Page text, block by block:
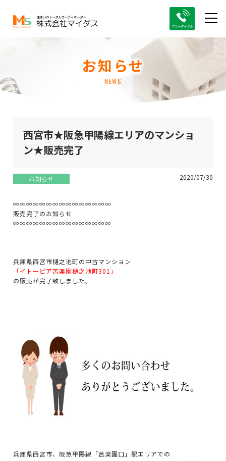
お知らせ
NEWS
西宮市★阪急甲陽線エリアのマンショ
ン★販売完了
お知らせ 2020/07/30
∞∞∞∞∞∞∞∞∞∞∞∞∞∞∞
販売完了のお知らせ
∞∞∞∞∞∞∞∞∞∞∞∞∞∞∞
兵庫県西宮市樋之池町の中古マンション
「イトーピア苦楽園樋之池町301」
の販売が完了致しました。
兵庫県西宮市、阪急甲陽線「苦楽園口」駅エリアでの